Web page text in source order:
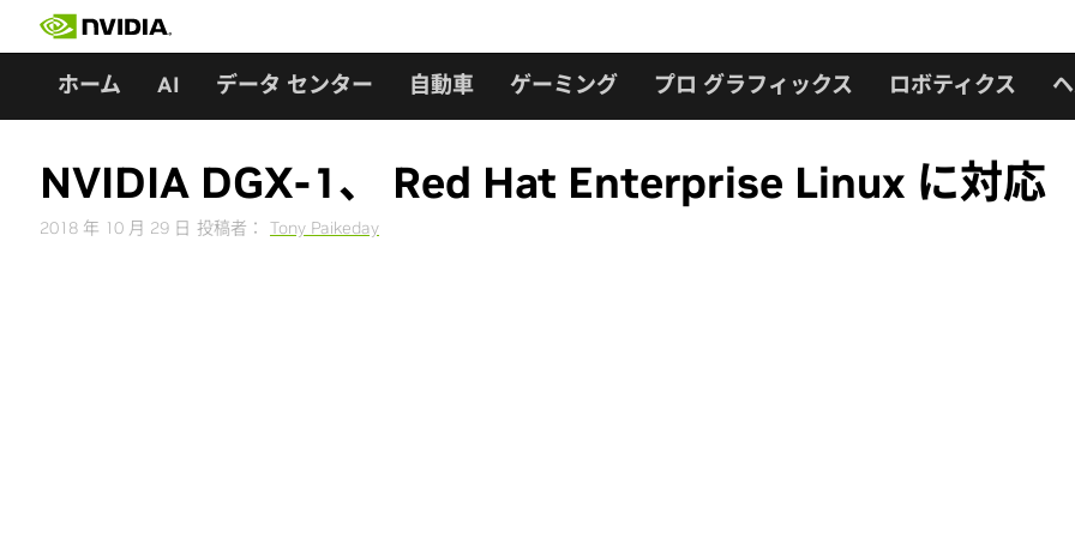
ホーム AI データ センター 自動車 ゲーミング プロ グラフィックス ロボティクス
NVIDIA DGX-1、 Red Hat Enterprise Linux に対応
2018 年 10 月 29 日 投稿者： Tony Paikeday